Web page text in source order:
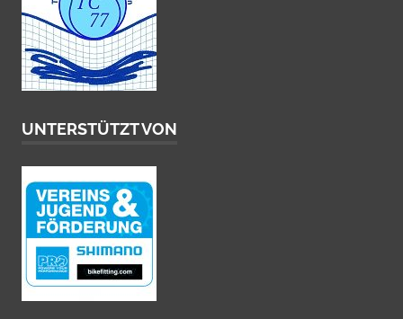
UNTERSTÜTZT VON